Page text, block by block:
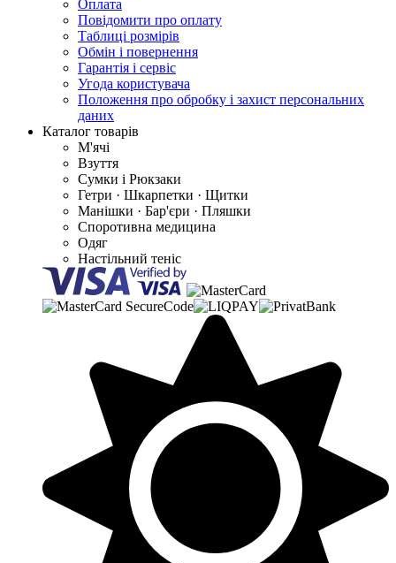
Оплата
Повідомити про оплату
Таблиці розмірів
Обмін і повернення
Гарантія і сервіс
Угода користувача
Положення про обробку і захист персональних
даних
Каталог товарів
М'ячі
Взуття
Сумки і Рюкзаки
Гетри · Шкарпетки · Щитки
Манішки · Бар'єри · Пляшки
Споротивна медицина
Одяг
Настільний теніс